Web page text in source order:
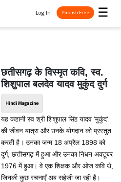
☰
Log In Publish Free
छतीसगढ़ के विस्मृत कवि, स्व.
शिशुपाल बलदेव यादव मुकुंद दुर्ग
Hindi Magazine
यह कहानी स्व श्री शिशुपाल सिंह यादव 'मुकुंद'
की जीवन यात्रा और उनके योगदान को प्रस्तुत
करती है। उनका जन्म 18 अप्रैल 1898 को
दुर्ग, छत्तीसगढ़ में हुआ और उनका निधन अक्टूबर
1976 में हुआ। वे एक शिक्षक और ओज कवि थे,
जिनकी कुछ रचनाएँ अब सहेजी जा रही हैं।